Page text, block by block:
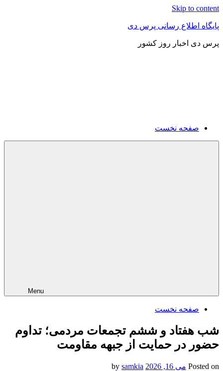
Skip to content
پایگاه اطلاع رسانی پرس دی
پرس دی اخبار روز کشور
صفحه نخست
Menu
صفحه نخست
شب هفتاد و ششم تجمعات مردمی؛ تداوم
حضور در حمایت از جبهه مقاومت
Posted on می 16, 2026 samkia